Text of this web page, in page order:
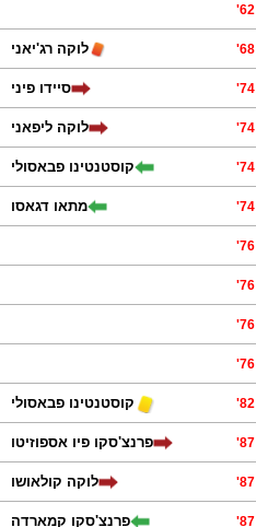
62
'
68
' לוקה רג'יאני
74
' סיידו פיני
74
' לוקה ליפאני
74
' קוסטנטינו פבאסולי
74
' מתאו דגאסו
76
'
76
'
76
'
76
'
82
' קוסטנטינו פבאסולי
87
' פרנצ'סקו פיו אספוזיטו
87
' לוקה קולאושו
87
' פרנצ'סקו קמארדה